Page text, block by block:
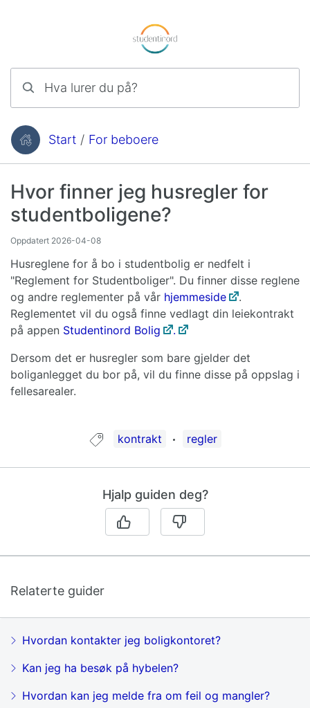
Du er her:Start / For beboere
Hvor finner jeg husregler for
studentboligene?
Oppdatert 2026-04-08
Husreglene for å bo i studentbolig er nedfelt i
"Reglement for Studentboliger". Du finner disse reglene
og andre reglementer på vår hjemmeside
.
Reglementet vil du også finne vedlagt din leiekontrakt
på appen Studentinord Bolig
.
Dersom det er husregler som bare gjelder det
boliganlegget du bor på, vil du finne disse på oppslag i
fellesarealer.
Guide tagget med:
kontrakt regler
Hjalp guiden deg?
Relaterte guider
Hvordan kontakter jeg boligkontoret?
Kan jeg ha besøk på hybelen?
Hvordan kan jeg melde fra om feil og mangler?